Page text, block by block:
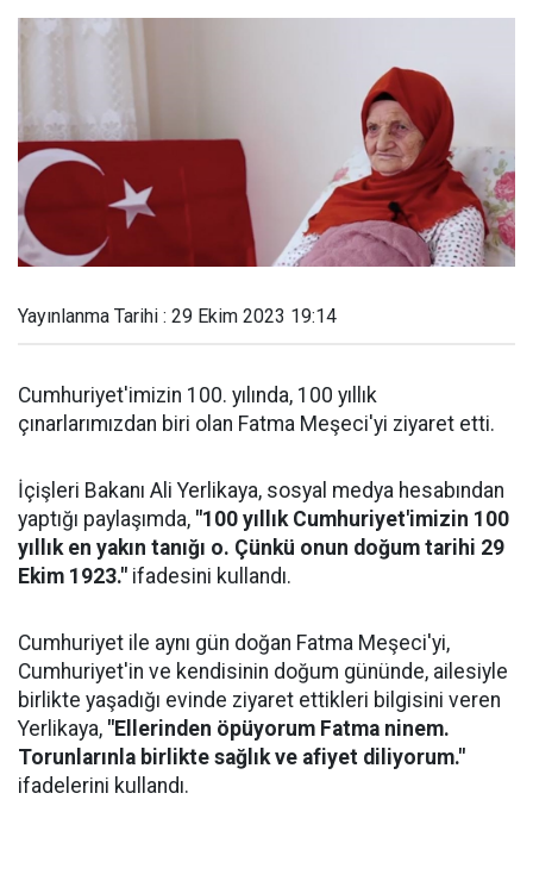
Yayınlanma Tarihi : 29 Ekim 2023 19:14
Cumhuriyet'imizin 100. yılında, 100 yıllık
çınarlarımızdan biri olan Fatma Meşeci'yi ziyaret etti.
İçişleri Bakanı Ali Yerlikaya, sosyal medya hesabından
yaptığı paylaşımda, "100 yıllık Cumhuriyet'imizin 100
yıllık en yakın tanığı o. Çünkü onun doğum tarihi 29
Ekim 1923." ifadesini kullandı.
Cumhuriyet ile aynı gün doğan Fatma Meşeci'yi,
Cumhuriyet'in ve kendisinin doğum gününde, ailesiyle
birlikte yaşadığı evinde ziyaret ettikleri bilgisini veren
Yerlikaya, "Ellerinden öpüyorum Fatma ninem.
Torunlarınla birlikte sağlık ve afiyet diliyorum."
ifadelerini kullandı.